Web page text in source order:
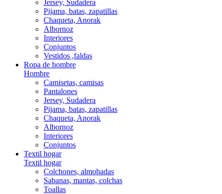
Jersey, Sudadera
Pijama, batas, zapatillas
Chaqueta, Anorak
Albornoz
Interiores
Conjuntos
Vestidos ,faldas
Ropa de hombre
Hombre
Camisetas, camisas
Pantalones
Jersey, Sudadera
Pijama, batas, zapatillas
Chaqueta, Anorak
Albornoz
Interiores
Conjuntos
Textil hogar
Textil hogar
Colchones, almohadas
Sabanas, mantas, colchas
Toallas